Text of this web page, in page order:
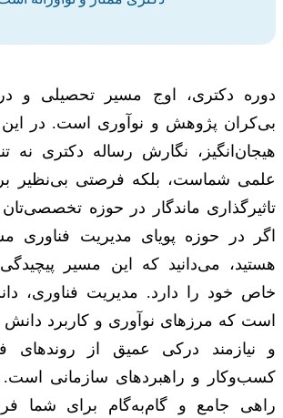
دوره دکتری، اوج مسیر تحصیلی و
بی‌کران پژوهش و نوآوری است. در
هیجان‌انگیز، نگارش رساله دکتری نه
علمی شماست، بلکه فرصتی بی‌نظیر
تاثیرگذاری ماندگار در حوزه
اگر در حوزه پویای مدیریت فناوری
هستید، می‌دانید که این مسیر
خاص خود را دارد. مدیریت فناوری،
است که مرزهای نوآوری و کاربرد دانش
و نیازمند درکی عمیق از روندهای
کسب‌وکار و راهبردهای سازمانی است.
راهی جامع و گام‌به‌گام برای شما